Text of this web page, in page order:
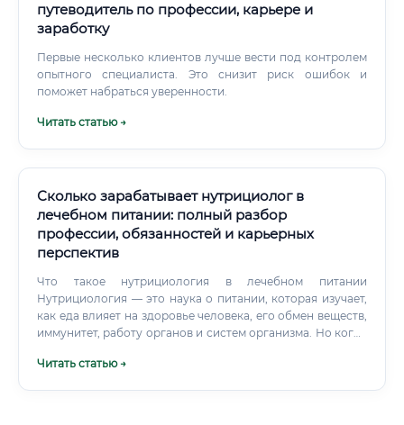
путеводитель по профессии, карьере и
заработку
Первые несколько клиентов лучше вести под контролем
опытного специалиста. Это снизит риск ошибок и
поможет набраться уверенности.
Читать статью →
Сколько зарабатывает нутрициолог в
лечебном питании: полный разбор
профессии, обязанностей и карьерных
перспектив
Что такое нутрициология в лечебном питании
Нутрициология — это наука о питании, которая изучает,
как еда влияет на здоровье человека, его обмен веществ,
иммунитет, работу органов и систем организма. Но когда
выходит на совершенно новый уровень: здесь питание
Читать статью →